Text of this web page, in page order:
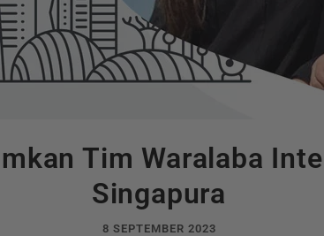
Tim Waralaba
Singapura
8 SEPTEMBER 2023